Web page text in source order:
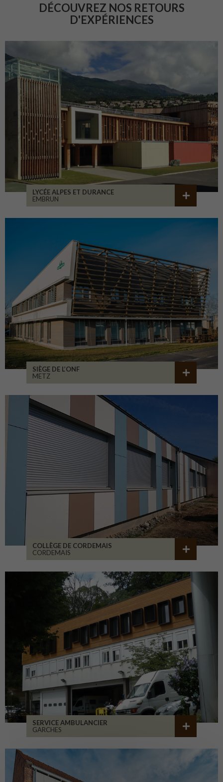
DÉCOUVREZ NOS RETOURS
D'EXPÉRIENCES
LYCÉE ALPES ET DURANCE
EMBRUN
SIÈGE DE L’ONF
METZ
COLLÈGE DE CORDEMAIS
CORDEMAIS
SERVICE AMBULANCIER
GARCHES